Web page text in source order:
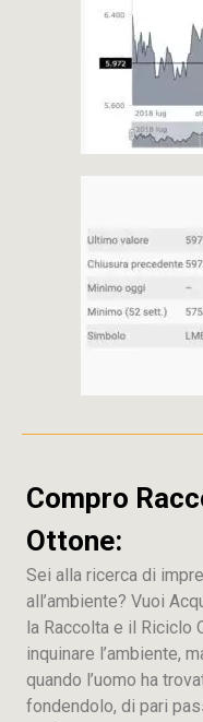
Compro
Ottone:
Sei alla ricerca di
all’ambiente? Vuoi
la Raccolta e il Riciclo
inquinare l’ambiente,
quando l’uomo ha
fondendolo, di pari